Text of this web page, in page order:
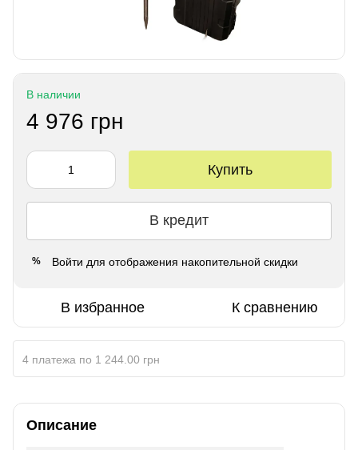
В наличии
4 976 грн
Купить
В кредит
% Войти для отображения накопительной скидки
В избранное К сравнению
4 платежа по 1 244.00 грн
Описание